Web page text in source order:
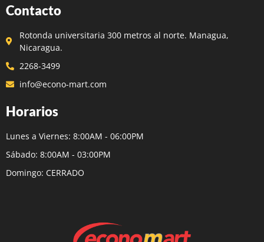
Contacto
Rotonda universitaria 300 metros al norte. Managua,
Nicaragua.
2268-3499
info@econo-mart.com
Horarios
Lunes a Viernes: 8:00AM - 06:00PM
Sábado: 8:00AM - 03:00PM
Domingo: CERRADO